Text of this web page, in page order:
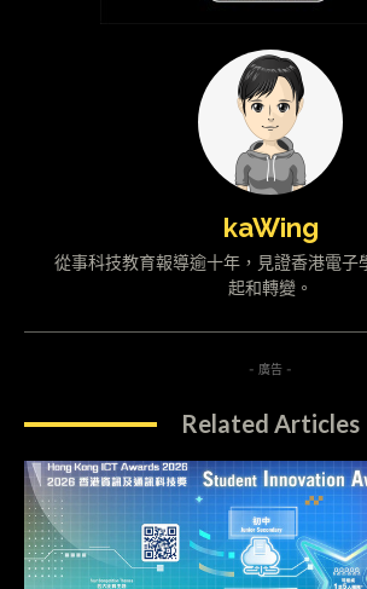
kaWing
從事科技教育報導逾十年，見證香港電子
起和轉變。
- 廣告 -
Related Articles